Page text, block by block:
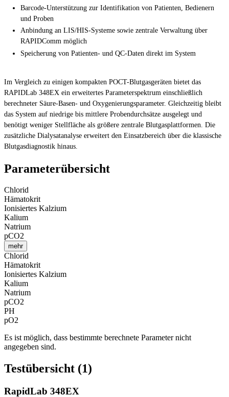
Barcode-Unterstützung zur Identifikation von Patienten, Bedienern
und Proben
Anbindung an LIS/HIS-Systeme sowie zentrale Verwaltung über
RAPIDComm möglich
Speicherung von Patienten- und QC-Daten direkt im System
Im Vergleich zu einigen kompakten POCT-Blutgasgeräten bietet das
RAPIDLab 348EX ein erweitertes Parameterspektrum einschließlich
berechneter Säure-Basen- und Oxygenierungsparameter. Gleichzeitig bleibt
das System auf niedrige bis mittlere Probendurchsätze ausgelegt und
benötigt weniger Stellfläche als größere zentrale Blutgasplattformen. Die
zusätzliche Dialysatanalyse erweitert den Einsatzbereich über die klassische
Blutgasdiagnostik hinaus.
Parameterübersicht
Chlorid
Hämatokrit
Ionisiertes Kalzium
Kalium
Natrium
pCO2
mehr
Chlorid
Hämatokrit
Ionisiertes Kalzium
Kalium
Natrium
pCO2
PH
pO2
Es ist möglich, dass bestimmte berechnete Parameter nicht
angegeben sind.
Testübersicht (1)
RapidLab 348EX